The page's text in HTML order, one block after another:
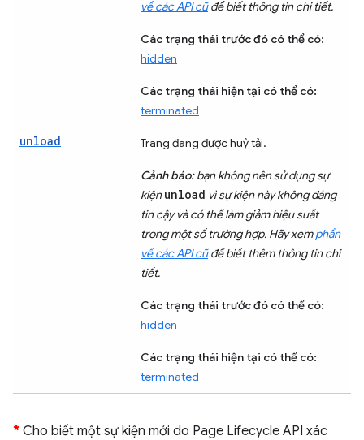
về các API cũđể biết thông tin chi tiết.
Các trạng thái trước đó có thể có:
hidden
Các trạng thái hiện tại có thể có:
terminated
unload Trang đang được huỷ tải.
Cảnh báo:bạn không nên sử dụng sự
kiệnunload vì sự kiện này không đáng
tin cậy và có thể làm giảm hiệu suất
trong một số trường hợp. Hãy xemphần
về các API cũđể biết thêm thông tin chi
tiết.
Các trạng thái trước đó có thể có:
hidden
Các trạng thái hiện tại có thể có:
terminated
* Cho biết một sự kiện mới do Page Lifecycle API xác